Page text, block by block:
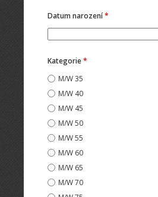
Datum narození*
Kategorie*
M/W 35
M/W 40
M/W 45
M/W 50
M/W 55
M/W 60
M/W 65
M/W 70